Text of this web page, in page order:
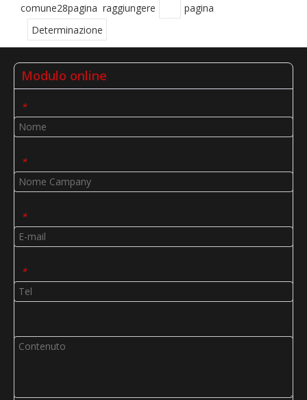
comune28pagina raggiungere
pagina
Determinazione
Modulo online
*
*
*
*